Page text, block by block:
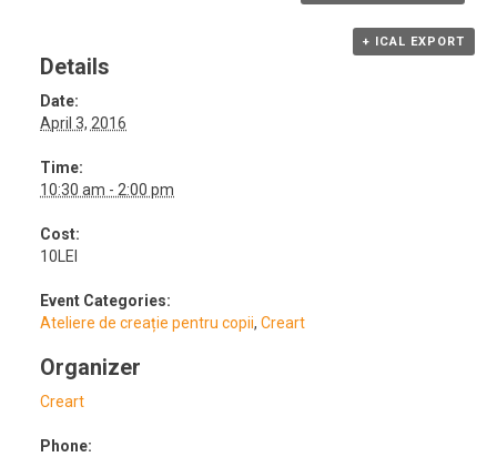
+ ICAL EXPORT
Details
Date:
April 3, 2016
Time:
10:30 am - 2:00 pm
Cost:
10LEI
Event Categories:
Ateliere de creație pentru copii,Creart
Organizer
Creart
Phone: